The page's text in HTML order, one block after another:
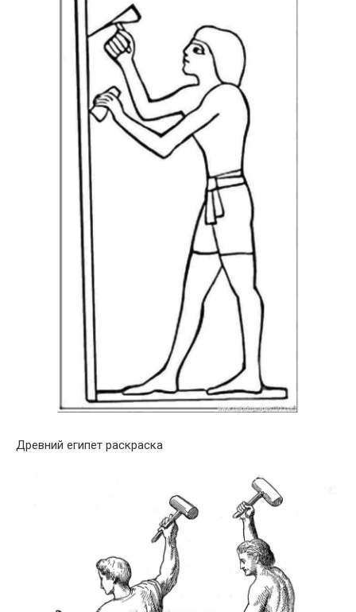
Древний египет раскраска